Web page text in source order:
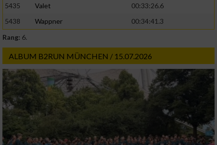
5435 Valet
00:33:26.6
5438
Wappner
00:34:41.3
Rang: 6.
ALBUM B2RUN MÜNCHEN / 15.07.2026